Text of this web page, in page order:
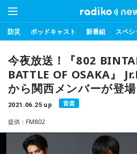
防災 ポッドキャスト 新番組 スペシ
今夜放送！『802
BATTLE OF OSAKA』
から関西メンバーが登場
2021.06.25 up 音楽
提供：FM802